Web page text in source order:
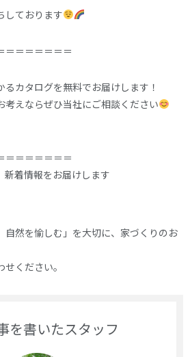
しております
＝＝＝＝＝＝＝
カタログを無料でお届けします！
考えならぜひ当社にご相談ください
＝＝＝＝＝＝＝
着情報をお届けします
自然を愉しむ」を大切に、家づくりのお
ください。
を書いたスタッフ